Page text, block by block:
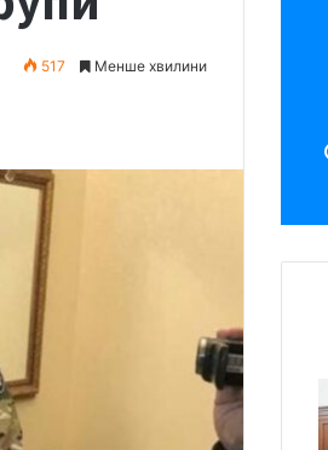
517 Менше хвилини